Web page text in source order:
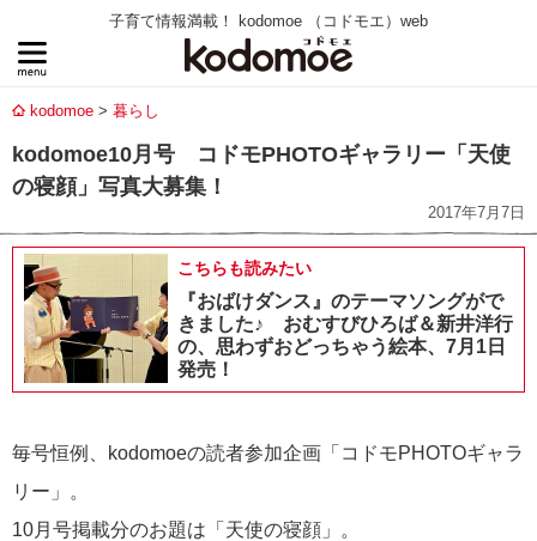
子育て情報満載！ kodomoe （コドモエ）web
kodomoe 暮らし
kodomoe10月号 コドモPHOTOギャラリー「天使
の寝顔」写真大募集！
2017年7月7日
こちらも読みたい
『おばけダンス』のテーマソングがで
きました♪ おむすびひろば＆新井洋行
の、思わずおどっちゃう絵本、7月1日
発売！
毎号恒例、kodomoeの読者参加企画「コドモPHOTOギャラ
リー」。
10月号掲載分のお題は「天使の寝顔」。